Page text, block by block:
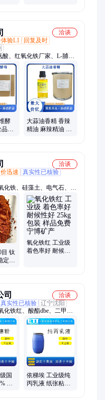
洽谈
验L1
回复及时
、红氧化铁厂家、L-脯氨
L-缬氨酸、L-苯丙氨酸、L-
支链氨基酸、蛋氨酸、丙氨
B1、维生素B2、维生素
、香兰素
酵
级
大蒜油香精 香辣
精油 麻辣精油 花
洽谈
迅速
真实性已核验
铁、硅藻土、电气石、云
焊条、发热铁砂、耐火漂
、空心漂珠、涂料彩砂、生
彩砂、火山熔岩、晶体电介
目 钛
定性
氧化铁红 工业级
着色率好 耐候性
司
洽谈
真实性已核验 辽宁沈阳
化铁红、酸酯dbe、二甲
醋酸甲酯、醋酸正丙酯、醋
溶剂油、正丁醇、甲醇、乙
、磷酸、三氯乙烯
国
白
依梯埃 工业级纯
丙乳液 纸张粘合